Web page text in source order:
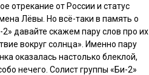
отрекание от России и статус
Лёвы. Но всё-таки в память о
давайте скажем пару слов про их
вокруг солнца». Именно пару
оказалась настолько блеклой,
нечего. Солист группы «Би-2»